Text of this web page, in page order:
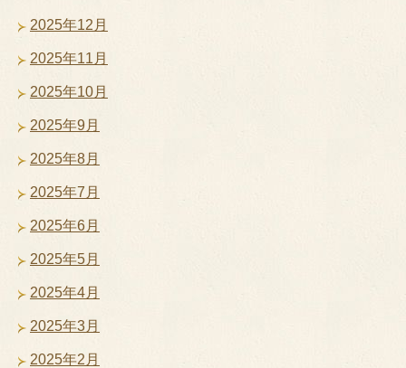
2025年12月
2025年11月
2025年10月
2025年9月
2025年8月
2025年7月
2025年6月
2025年5月
2025年4月
2025年3月
2025年2月